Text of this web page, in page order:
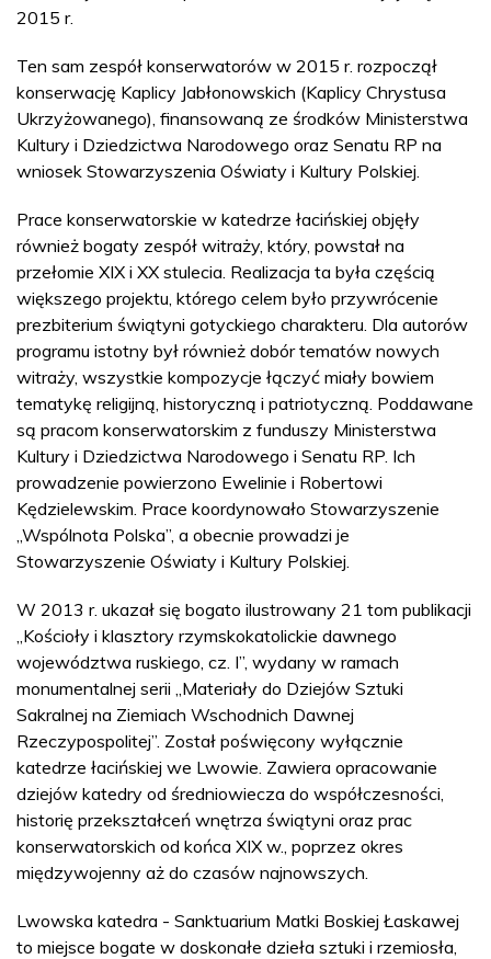
2015 r.
Ten sam zespół konserwatorów w 2015 r. rozpoczął
konserwację Kaplicy Jabłonowskich (Kaplicy Chrystusa
Ukrzyżowanego), finansowaną ze środków Ministerstwa
Kultury i Dziedzictwa Narodowego oraz Senatu RP na
wniosek Stowarzyszenia Oświaty i Kultury Polskiej.
Prace konserwatorskie w katedrze łacińskiej objęły
również bogaty zespół witraży, który, powstał na
przełomie XIX i XX stulecia. Realizacja ta była częścią
większego projektu, którego celem było przywrócenie
prezbiterium świątyni gotyckiego charakteru. Dla autorów
programu istotny był również dobór tematów nowych
witraży, wszystkie kompozycje łączyć miały bowiem
tematykę religijną, historyczną i patriotyczną. Poddawane
są pracom konserwatorskim z funduszy Ministerstwa
Kultury i Dziedzictwa Narodowego i Senatu RP. Ich
prowadzenie powierzono Ewelinie i Robertowi
Kędzielewskim. Prace koordynowało Stowarzyszenie
„Wspólnota Polska”, a obecnie prowadzi je
Stowarzyszenie Oświaty i Kultury Polskiej.
W 2013 r. ukazał się bogato ilustrowany 21 tom publikacji
„Kościoły i klasztory rzymskokatolickie dawnego
województwa ruskiego, cz. I”, wydany w ramach
monumentalnej serii „Materiały do Dziejów Sztuki
Sakralnej na Ziemiach Wschodnich Dawnej
Rzeczypospolitej”. Został poświęcony wyłącznie
katedrze łacińskiej we Lwowie. Zawiera opracowanie
dziejów katedry od średniowiecza do współczesności,
historię przekształceń wnętrza świątyni oraz prac
konserwatorskich od końca XIX w., poprzez okres
międzywojenny aż do czasów najnowszych.
Lwowska katedra - Sanktuarium Matki Boskiej Łaskawej
to miejsce bogate w doskonałe dzieła sztuki i rzemiosła,